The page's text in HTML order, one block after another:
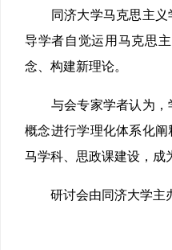
同济大学马克思主义学
导学者自觉运用马克思
念、构建新理论。
与会专家学者认为，学
概念进行学理化体系化
马学科、思政课建设，成
研讨会由同济大学主